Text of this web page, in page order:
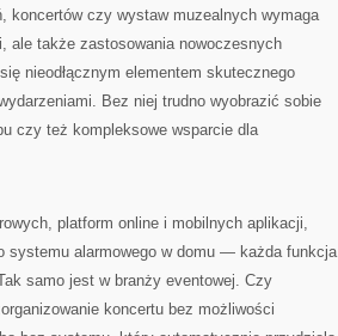
INFORMACJE
DLA
MAM!
koncertów czy wystaw muzealnych wymaga
ale także zastosowania nowoczesnych
nieodłącznym elementem skutecznego
Bez niej trudno wyobrazić sobie
czy też kompleksowe wsparcie dla
platform online i mobilnych aplikacji,
systemu alarmowego w domu — każda funkcja
samo jest w branży eventowej. Czy
koncertu bez możliwości